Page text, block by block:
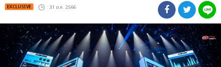
EXCLUSIVE : 31 ต.ค. 2566